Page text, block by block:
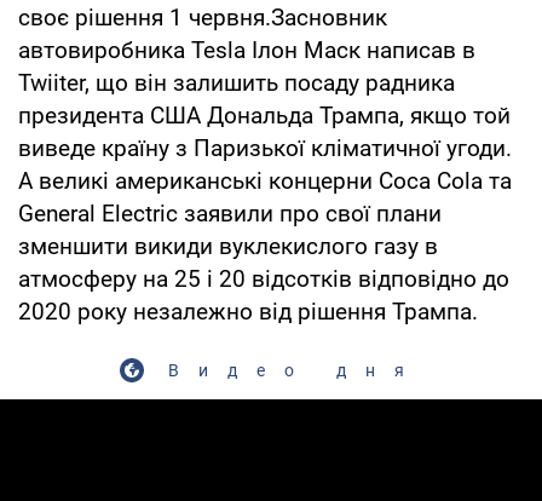
своє рішення 1 червня.Засновник
автовиробника Tesla Ілон Маск написав в
Twiiter, що він залишить посаду радника
президента США Дональда Трампа, якщо той
виведе країну з Паризької кліматичної угоди.
А великі американські концерни Coca Cola та
General Electric заявили про свої плани
зменшити викиди вуклекислого газу в
атмосферу на 25 і 20 відсотків відповідно до
2020 року незалежно від рішення Трампа.
Видео дня